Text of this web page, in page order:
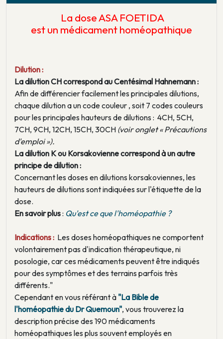
La dose ASA FOETIDA
est un médicament homéopathique
Dilution :
La dilution CH correspond au Centésimal Hahnemann :
Afin de différencier facilement les principales dilutions,
chaque dilution a un code couleur , soit 7 codes couleurs
pour les principales hauteurs de dilutions : 4CH, 5CH,
7CH, 9CH, 12CH, 15CH, 30CH (voir onglet « Précautions
d'emploi »).
La dilution K ou Korsakovienne correspond à un autre
principe de dilution :
Concernant les doses en dilutions korsakoviennes, les
hauteurs de dilutions sont indiquées sur l'étiquette de la
dose.
En savoir plus: Qu'est ce que l'homéopathie ?
Indications : Les doses homéopathiques ne comportent
volontairement pas d'indication thérapeutique, ni
posologie, car ces médicaments peuvent être indiqués
pour des symptômes et des terrains parfois très
différents."
Cependant en vous référant à "La Bible de
l'homéopathie du Dr Quemoun", vous trouverez la
description précise des 190 médicaments
homéopathiques les plus souvent employés en